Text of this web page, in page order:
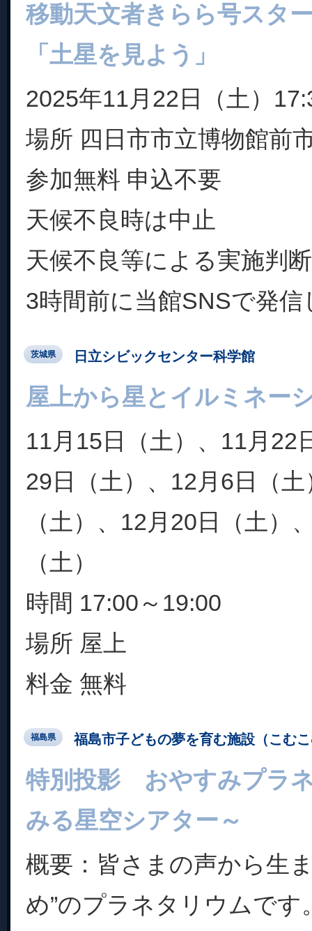
移動天文者きらら号スタ
「土星を見よう」
2025年11月22日（土）
場所 四日市市立博物館前
参加無料 申込不要
天候不良時は中止
天候不良等による実施判
3時間前に当館SNSで発信
茨城県 日立シビックセンター科学館
屋上から星とイルミネー
11月15日（土）、11月22
29日（土）、12月6日（
（土）、12月20日（土）
（土）
時間 17:00～19:00
場所 屋上
料金 無料
福島県 福島市子どもの夢を育む施設（こむ
特別投影 おやすみプラ
みる星空シアター～
概要：皆さまの声から生
め”のプラネタリウムです